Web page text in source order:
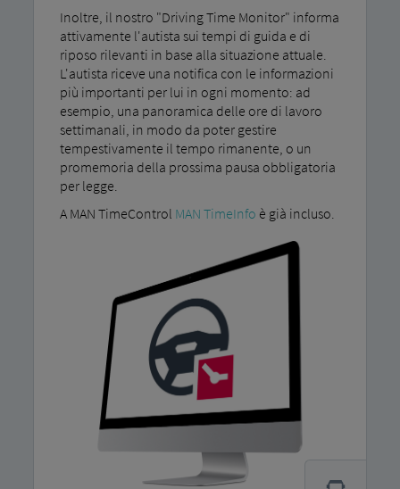
Inoltre, il nostro "Driving Time Monitor" informa
attivamente l'autista sui tempi di guida e di
riposo rilevanti in base alla situazione attuale.
L'autista riceve una notifica con le informazioni
più importanti per lui in ogni momento: ad
esempio, una panoramica delle ore di lavoro
settimanali, in modo da poter gestire
tempestivamente il tempo rimanente, o un
promemoria della prossima pausa obbligatoria
per legge.
A MAN TimeControl MAN TimeInfo è già incluso.